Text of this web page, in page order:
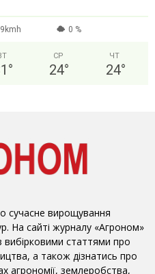
0 %
°
СР
24°
ЧТ
24°
сучасне вирощування
На сайті журналу «Агроном»
статтями про
а також дізнатись про
агрономії, землеробства,